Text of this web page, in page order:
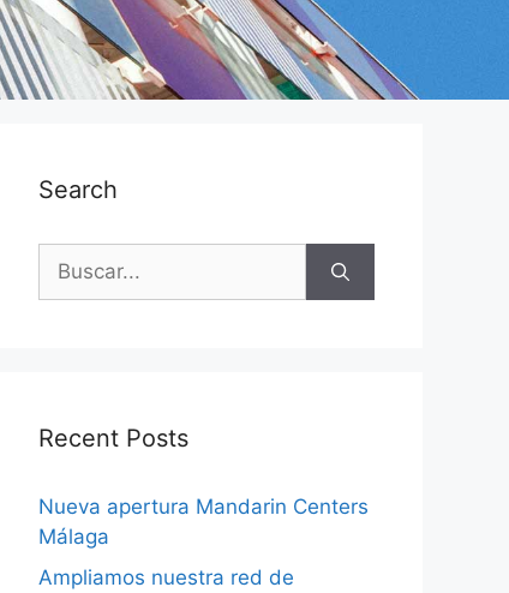
Search
Recent Posts
Nueva apertura Mandarin Centers
Málaga
Ampliamos nuestra red de